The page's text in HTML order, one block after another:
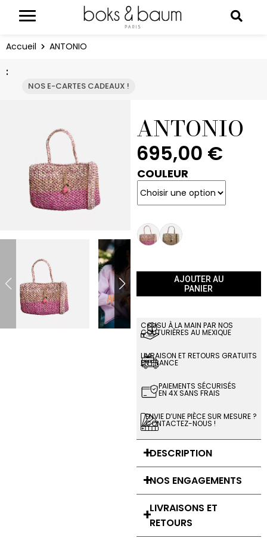
Accueil ANTONIO
:
NOS E-CARTES CADEAUX !
ANTONIO
695,00 €
COULEUR
AJOUTER AU
PANIER
COUSU À LA MAIN PAR NOS
COUTURIÈRES AU MEXIQUE
LIVRAISON ET RETOURS GRATUITS
EN FRANCE
PAIEMENTS SÉCURISÉS
EN 4X SANS FRAIS
ENVIE D’UNE PIÈCE SUR MESURE ?
CONTACTEZ-NOUS !
DESCRIPTION
NOS ENGAGEMENTS
LIVRAISONS ET
RETOURS
Panneau de gestion des cookies